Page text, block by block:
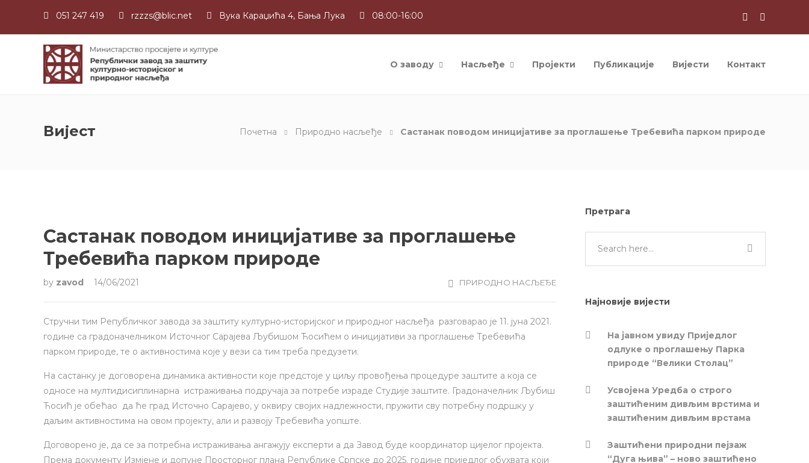
051 247 419 rzzzs@blic.net Вука Караџића 4, Бања Лука 08:00-16:00
О заводу Насљеђе Пројекти Публикације Вијести Контакт
Вијест Почетна Природно насљеђе Састанак поводом иницијативе за проглашење Требевића парком природе
Састанак поводом иницијативе за проглашење
Требевића парком природе
by zavod 14/06/2021 ПРИРОДНО НАСЉЕЂЕ
Стручни тим Републичког завода за заштиту културно-историјског и природног насљеђа разговарао је 11. јуна 2021.
године са градоначелником Источног Сарајева Љубишом Ћосићем о иницијативи за проглашење Требевића
парком природе, те о активностима које у вези са тим треба предузети.
На састанку је договорена динамика активности које предстоје у циљу провођења процедуре заштите а која се
односе на мултидисиплинарна истраживања подручаја за потребе израде Студије заштите. Градоначелник Љубиш
Ћосић је обећао да ће град Источно Сарајево, у оквиру својих надлежности, пружити сву потребну подршку у
даљим активностима на овом пројекту, али и развоју Требевића уопште.
Договорено је, да се за потребна истраживања ангажују експерти а да Завод буде координатор цијелог пројекта.
Према документу Измјене и допуне Просторног плана Републике Српске до 2025. године приједлог обухвата који
Претрага
Најновије вијести
На јавном увиду Приједлог
oдлуке о проглашењу Парка
природе “Велики Столац”
Усвојена Уредба о строго
заштићеним дивљим врстима и
заштићеним дивљим врстама
Заштићени природни пејзаж
“Дуга њива” – ново заштићено